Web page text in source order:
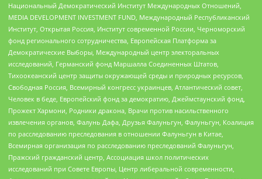
Национальный Демократический Институт Международных Отношений,
MEDIA DEVELOPMENT INVESTMENT FUND, Международный Республиканский
Институт, Открытая Россия, Институт современной России, Черноморский
фонд регионального сотрудничества, Европейская Платформа за
Демократические Выборы, Международный центр электоральных
исследований, Германский фонд Маршалла Соединенных Штатов,
Тихоокеанский центр защиты окружающей среды и природных ресурсов,
Свободная Россия, Всемирный конгресс украинцев, Атлантический совет,
Человек в беде, Европейский фонд за демократию, Джеймстаунский фонд,
Прожект Хармони, Родники дракона, Врачи против насильственного
извлечения органов, Фалунь Дафа, Друзья Фалуньгун, Фалуньгун, Коалиция
по расследованию преследования в отношении Фалуньгун в Китае,
Всемирная организация по расследованию преследований Фалуньгун,
Пражский гражданский центр, Ассоциация школ политических
исследований при Совете Европы, Центр либеральной современности,